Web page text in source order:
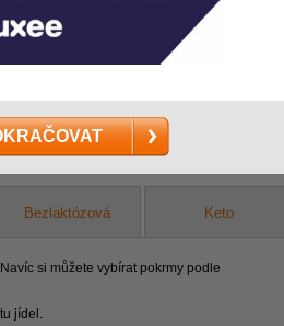
adresu v časovém rozmezí
Cena rozvozu po Boleslavi
. Cena je včetně DPH.
Bezlaktózová Keto
si můžete vybírat pokrmy podle
jídel.